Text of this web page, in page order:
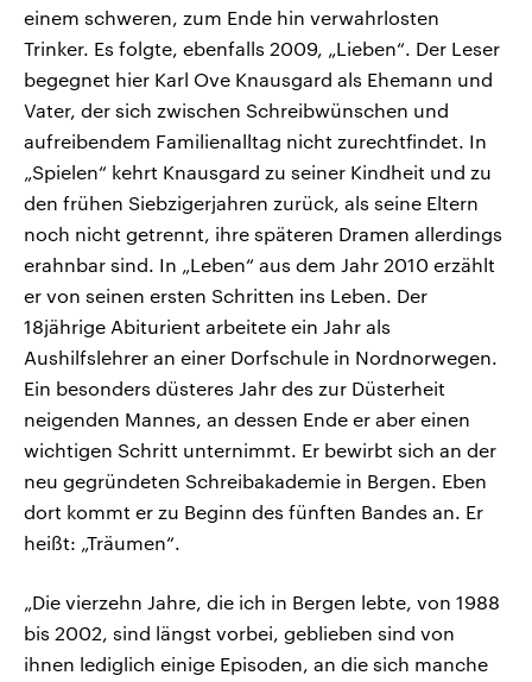
einem schweren, zum Ende hin verwahrlosten
Trinker. Es folgte, ebenfalls 2009, „Lieben“. Der Leser
begegnet hier Karl Ove Knausgard als Ehemann und
Vater, der sich zwischen Schreibwünschen und
aufreibendem Familienalltag nicht zurechtfindet. In
„Spielen“ kehrt Knausgard zu seiner Kindheit und zu
den frühen Siebzigerjahren zurück, als seine Eltern
noch nicht getrennt, ihre späteren Dramen allerdings
erahnbar sind. In „Leben“ aus dem Jahr 2010 erzählt
er von seinen ersten Schritten ins Leben. Der
18jährige Abiturient arbeitete ein Jahr als
Aushilfslehrer an einer Dorfschule in Nordnorwegen.
Ein besonders düsteres Jahr des zur Düsterheit
neigenden Mannes, an dessen Ende er aber einen
wichtigen Schritt unternimmt. Er bewirbt sich an der
neu gegründeten Schreibakademie in Bergen. Eben
dort kommt er zu Beginn des fünften Bandes an. Er
heißt: „Träumen“.
„Die vierzehn Jahre, die ich in Bergen lebte, von 1988
bis 2002, sind längst vorbei, geblieben sind von
ihnen lediglich einige Episoden, an die sich manche